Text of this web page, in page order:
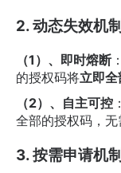
2. 动态失效机制
（1）、即时熔断
的授权码将立即
（2）、自主可控
全部的授权码，无
3. 按需申请机制